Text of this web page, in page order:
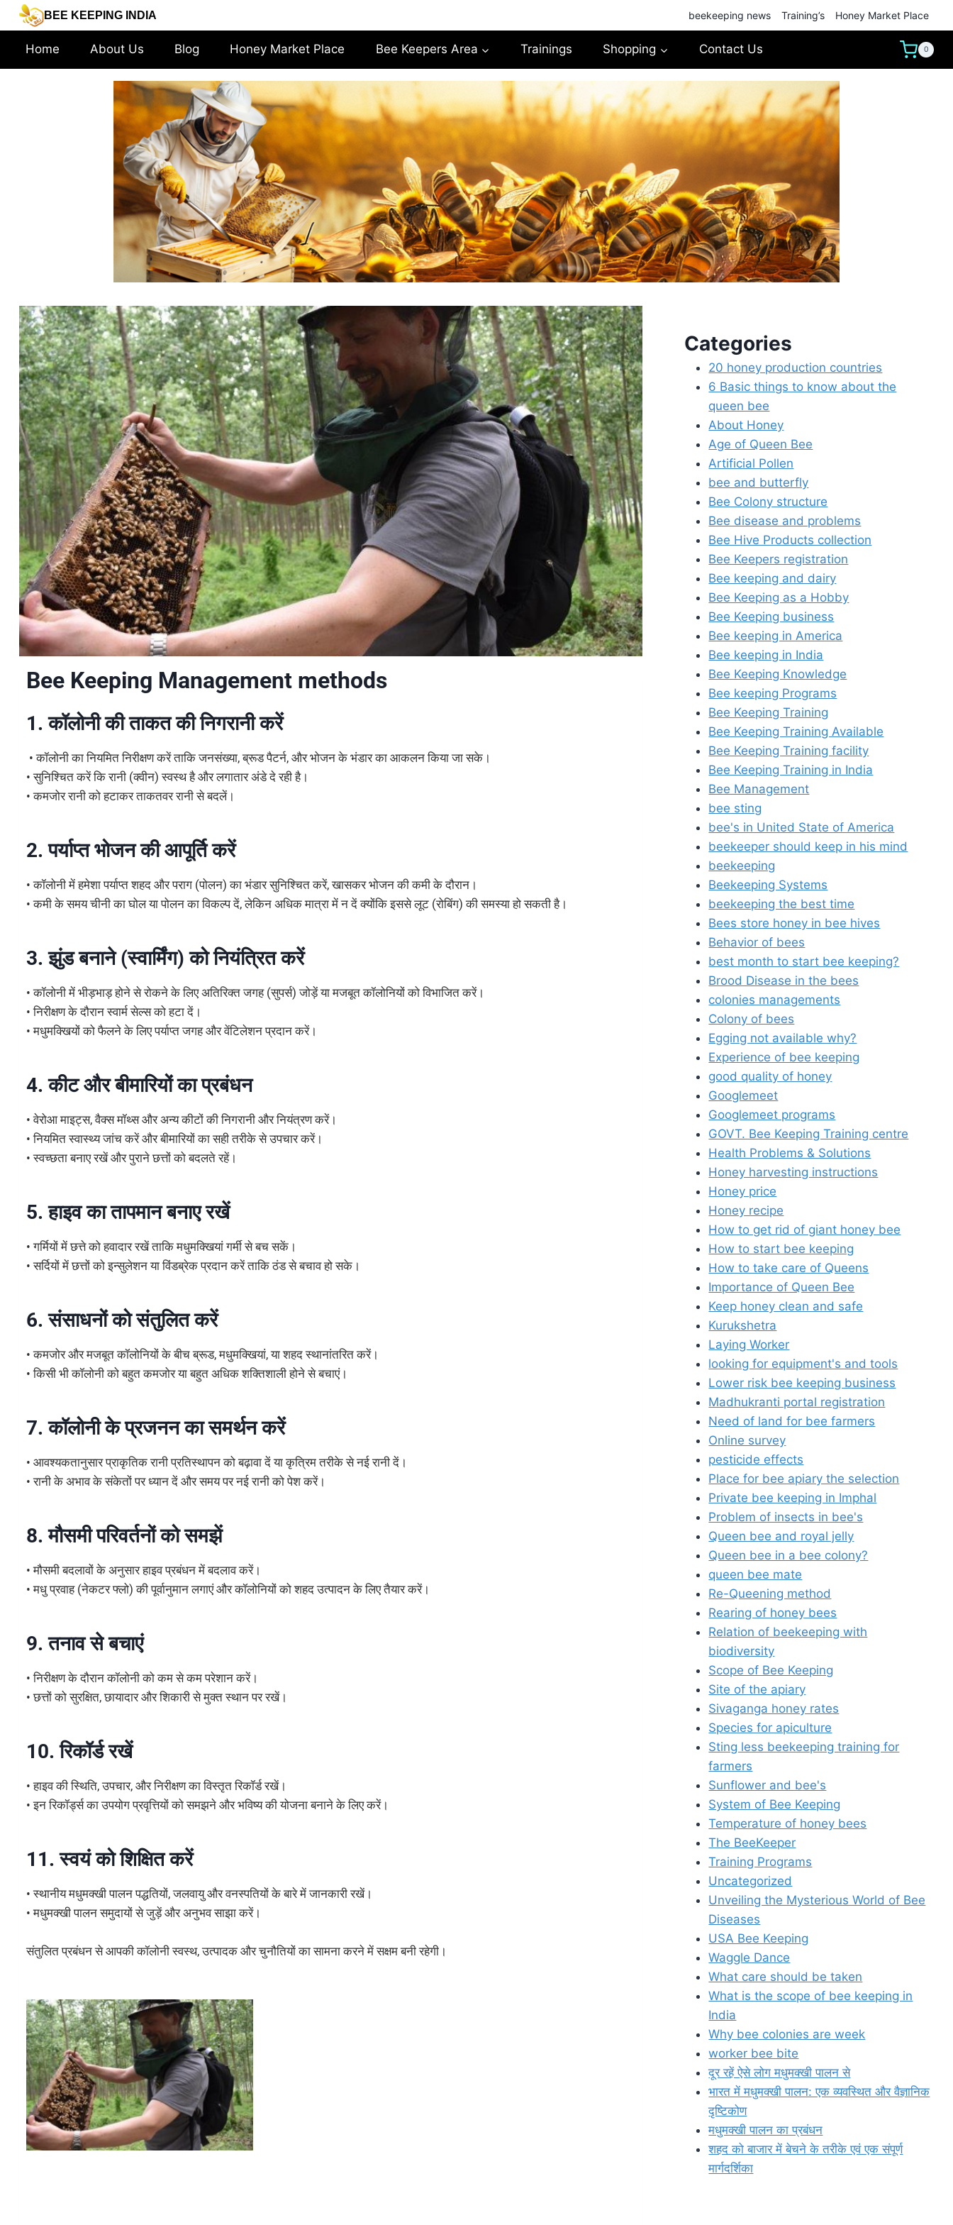
BEE KEEPING INDIA beekeeping news Training’s Honey Market Place
Home About Us Blog Honey Market Place Bee Keepers Area Trainings Shopping Contact Us 0
Bee Keeping Management methods
1. कॉलोनी की ताकत की निगरानी करें
• कॉलोनी का नियमित निरीक्षण करें ताकि जनसंख्या, ब्रूड पैटर्न, और भोजन के भंडार का आकलन किया जा सके।
• सुनिश्चित करें कि रानी (क्वीन) स्वस्थ है और लगातार अंडे दे रही है।
• कमजोर रानी को हटाकर ताकतवर रानी से बदलें।
2. पर्याप्त भोजन की आपूर्ति करें
• कॉलोनी में हमेशा पर्याप्त शहद और पराग (पोलन) का भंडार सुनिश्चित करें, खासकर भोजन की कमी के दौरान।
• कमी के समय चीनी का घोल या पोलन का विकल्प दें, लेकिन अधिक मात्रा में न दें क्योंकि इससे लूट (रोबिंग) की समस्या हो सकती है।
3. झुंड बनाने (स्वार्मिंग) को नियंत्रित करें
• कॉलोनी में भीड़भाड़ होने से रोकने के लिए अतिरिक्त जगह (सुपर्स) जोड़ें या मजबूत कॉलोनियों को विभाजित करें।
• निरीक्षण के दौरान स्वार्म सेल्स को हटा दें।
• मधुमक्खियों को फैलने के लिए पर्याप्त जगह और वेंटिलेशन प्रदान करें।
4. कीट और बीमारियों का प्रबंधन
• वेरोआ माइट्स, वैक्स मॉथ्स और अन्य कीटों की निगरानी और नियंत्रण करें।
• नियमित स्वास्थ्य जांच करें और बीमारियों का सही तरीके से उपचार करें।
• स्वच्छता बनाए रखें और पुराने छत्तों को बदलते रहें।
5. हाइव का तापमान बनाए रखें
• गर्मियों में छत्ते को हवादार रखें ताकि मधुमक्खियां गर्मी से बच सकें।
• सर्दियों में छत्तों को इन्सुलेशन या विंडब्रेक प्रदान करें ताकि ठंड से बचाव हो सके।
6. संसाधनों को संतुलित करें
• कमजोर और मजबूत कॉलोनियों के बीच ब्रूड, मधुमक्खियां, या शहद स्थानांतरित करें।
• किसी भी कॉलोनी को बहुत कमजोर या बहुत अधिक शक्तिशाली होने से बचाएं।
7. कॉलोनी के प्रजनन का समर्थन करें
• आवश्यकतानुसार प्राकृतिक रानी प्रतिस्थापन को बढ़ावा दें या कृत्रिम तरीके से नई रानी दें।
• रानी के अभाव के संकेतों पर ध्यान दें और समय पर नई रानी को पेश करें।
8. मौसमी परिवर्तनों को समझें
• मौसमी बदलावों के अनुसार हाइव प्रबंधन में बदलाव करें।
• मधु प्रवाह (नेकटर फ्लो) की पूर्वानुमान लगाएं और कॉलोनियों को शहद उत्पादन के लिए तैयार करें।
9. तनाव से बचाएं
• निरीक्षण के दौरान कॉलोनी को कम से कम परेशान करें।
• छत्तों को सुरक्षित, छायादार और शिकारी से मुक्त स्थान पर रखें।
10. रिकॉर्ड रखें
• हाइव की स्थिति, उपचार, और निरीक्षण का विस्तृत रिकॉर्ड रखें।
• इन रिकॉर्ड्स का उपयोग प्रवृत्तियों को समझने और भविष्य की योजना बनाने के लिए करें।
11. स्वयं को शिक्षित करें
• स्थानीय मधुमक्खी पालन पद्धतियों, जलवायु और वनस्पतियों के बारे में जानकारी रखें।
• मधुमक्खी पालन समुदायों से जुड़ें और अनुभव साझा करें।
संतुलित प्रबंधन से आपकी कॉलोनी स्वस्थ, उत्पादक और चुनौतियों का सामना करने में सक्षम बनी रहेगी।
Categories
20 honey production countries
6 Basic things to know about the
queen bee
About Honey
Age of Queen Bee
Artificial Pollen
bee and butterfly
Bee Colony structure
Bee disease and problems
Bee Hive Products collection
Bee Keepers registration
Bee keeping and dairy
Bee Keeping as a Hobby
Bee Keeping business
Bee keeping in America
Bee keeping in India
Bee Keeping Knowledge
Bee keeping Programs
Bee Keeping Training
Bee Keeping Training Available
Bee Keeping Training facility
Bee Keeping Training in India
Bee Management
bee sting
bee's in United State of America
beekeeper should keep in his mind
beekeeping
Beekeeping Systems
beekeeping the best time
Bees store honey in bee hives
Behavior of bees
best month to start bee keeping?
Brood Disease in the bees
colonies managements
Colony of bees
Egging not available why?
Experience of bee keeping
good quality of honey
Googlemeet
Googlemeet programs
GOVT. Bee Keeping Training centre
Health Problems & Solutions
Honey harvesting instructions
Honey price
Honey recipe
How to get rid of giant honey bee
How to start bee keeping
How to take care of Queens
Importance of Queen Bee
Keep honey clean and safe
Kurukshetra
Laying Worker
looking for equipment's and tools
Lower risk bee keeping business
Madhukranti portal registration
Need of land for bee farmers
Online survey
pesticide effects
Place for bee apiary the selection
Private bee keeping in Imphal
Problem of insects in bee's
Queen bee and royal jelly
Queen bee in a bee colony?
queen bee mate
Re-Queening method
Rearing of honey bees
Relation of beekeeping with
biodiversity
Scope of Bee Keeping
Site of the apiary
Sivaganga honey rates
Species for apiculture
Sting less beekeeping training for
farmers
Sunflower and bee's
System of Bee Keeping
Temperature of honey bees
The BeeKeeper
Training Programs
Uncategorized
Unveiling the Mysterious World of Bee
Diseases
USA Bee Keeping
Waggle Dance
What care should be taken
What is the scope of bee keeping in
India
Why bee colonies are week
worker bee bite
दूर रहें ऐसे लोग मधुमक्खी पालन से
भारत में मधुमक्खी पालन: एक व्यवस्थित और वैज्ञानिक
दृष्टिकोण
मधुमक्खी पालन का प्रबंधन
शहद को बाजार में बेचने के तरीके एवं एक संपूर्ण
मार्गदर्शिका